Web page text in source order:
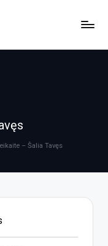
– Šalia Tavęs